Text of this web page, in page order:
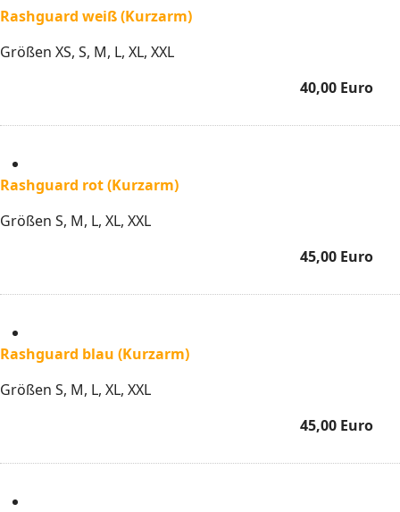
Rashguard weiß (Kurzarm)
Größen XS, S, M, L, XL, XXL
40,00 Euro
Rashguard rot (Kurzarm)
Größen S, M, L, XL, XXL
45,00 Euro
Rashguard blau (Kurzarm)
Größen S, M, L, XL, XXL
45,00 Euro